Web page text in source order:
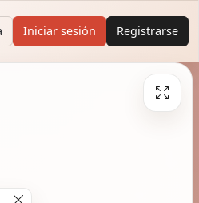
Iniciar sesión Registrarse